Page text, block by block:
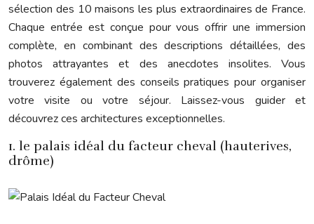
sélection des 10 maisons les plus extraordinaires de France.
Chaque entrée est conçue pour vous offrir une immersion
complète, en combinant des descriptions détaillées, des
photos attrayantes et des anecdotes insolites. Vous
trouverez également des conseils pratiques pour organiser
votre visite ou votre séjour. Laissez-vous guider et
découvrez ces architectures exceptionnelles.
1. le palais idéal du facteur cheval (hauterives,
drôme)